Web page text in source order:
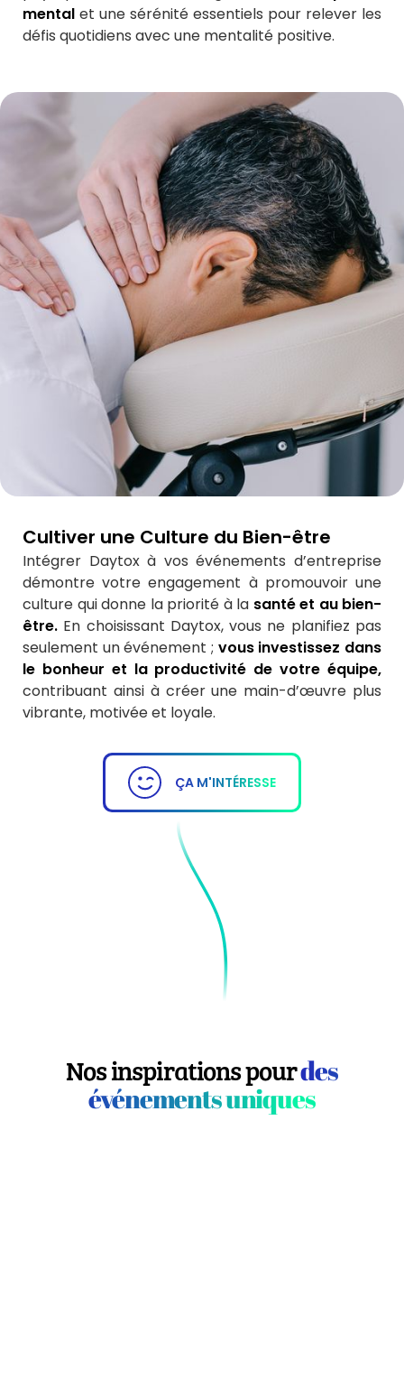
mental et une sérénité essentiels pour relever les
défis quotidiens avec une mentalité positive.
Cultiver une Culture du Bien-être
Intégrer Daytox à vos événements d’entreprise
démontre votre engagement à promouvoir une
culture qui donne la priorité à la santé et au bien-
être. En choisissant Daytox, vous ne planifiez pas
seulement un événement ; vous investissez dans
le bonheur et la productivité de votre équipe,
contribuant ainsi à créer une main-d’œuvre plus
vibrante, motivée et loyale.
ÇA M'INTÉRESSE
Nos inspirations pourdes
événements uniques